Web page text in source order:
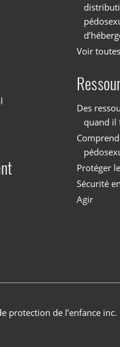
Voir
Des
quand il
Protéger
Sécurité
Agir
protection de l’enfance inc.